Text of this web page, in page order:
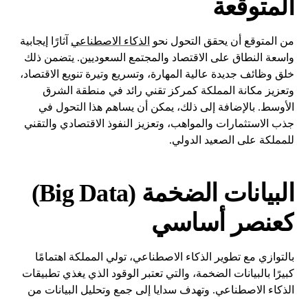
المتوقعة
من المتوقع أن يحقق التحول نحو الذكاء الاصطناعي آثارًا إيجابية
واسعة النطاق على الاقتصاد والمجتمع السعوديين. يتضمن ذلك
خلق وظائف جديدة عالية المهارة، وتسريع وتيرة تنويع الاقتصاد،
وتعزيز مكانة المملكة كمركز تقني رائد في منطقة الشرق
الأوسط. بالإضافة إلى ذلك، يمكن أن يساهم هذا التحول في
جذب الاستثمارات والمواهب، وتعزيز النفوذ الاقتصادي والتقني
للمملكة على الصعيد الدولي.
البيانات الضخمة (Big Data)
كعنصر أساسي
بالتوازي مع تطوير الذكاء الاصطناعي، تولي المملكة اهتمامًا
كبيرًا بالبيانات الضخمة، والتي تعتبر الوقود الذي يغذي تطبيقات
الذكاء الاصطناعي. وتهدف سدايا إلى جمع وتحليل البيانات من